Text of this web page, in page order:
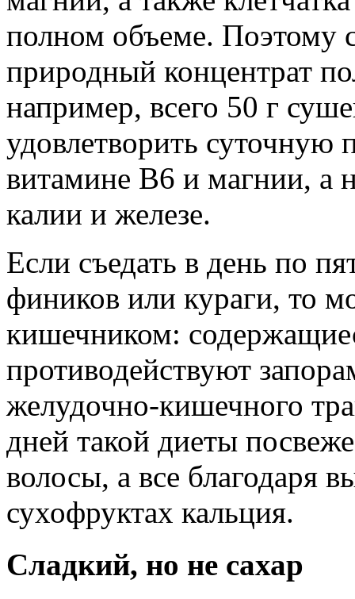
полном объеме. Поэтому
природный концентрат
например, всего 50 г
удовлетворить суточную
витамине B6 и магнии, а
калии и железе.
Если съедать в день по
фиников или кураги, то
кишечником:
противодействуют
желудочно-кишечного
дней такой диеты
волосы, а все благодаря
сухофруктах кальция.
Сладкий, но не сахар